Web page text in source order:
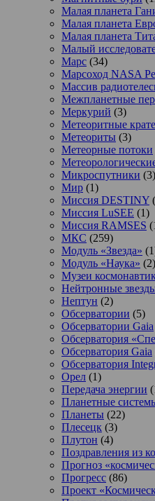
Малая планета
Малая планета
Малая планета
Малый
Марс (34)
Марсоход NASA
Массив
Межпланетные
Меркурий (3)
Метеоритные
Метеориты (3)
Метеорные потоки
Микроспутники (3)
Мир (1)
Миссия DESTINY
Миссия LuSEE (1)
Миссия RAMSES
МКС (259)
Модуль «Звезда»
Модуль «Наука» (2)
Музеи
Нейтронные
Нептун (2)
Обсерватории (5)
Обсерватории Gaia
Обсерватория
Обсерватория Gaia
Обсерватория
Орел (1)
Передача энергии
Планетные
Планеты (22)
Плесецк (3)
Плутон (4)
Поздравления из
Прогноз
Прогресс (86)
Проект